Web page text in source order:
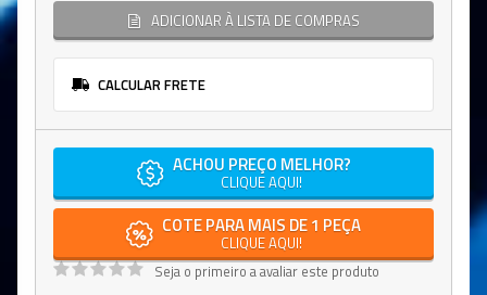
ADICIONAR À LISTA DE COMPRAS
CALCULAR FRETE
ACHOU PREÇO MELHOR?
CLIQUE AQUI!
COTE PARA MAIS DE 1 PEÇA
CLIQUE AQUI!
Seja o primeiro a avaliar este produto